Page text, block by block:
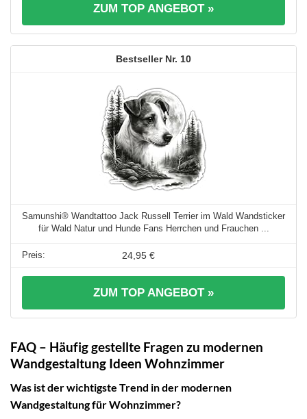
ZUM TOP ANGEBOT »
10
Samunshi® Wandtattoo Jack Russell Terrier im Wald Wandsticker
für Wald Natur und Hunde Fans Herrchen und Frauchen ...
24,95 €
ZUM TOP ANGEBOT »
FAQ – Häufig gestellte Fragen zu modernen
Wandgestaltung Ideen Wohnzimmer
Was ist der wichtigste Trend in der modernen
Wandgestaltung für Wohnzimmer?